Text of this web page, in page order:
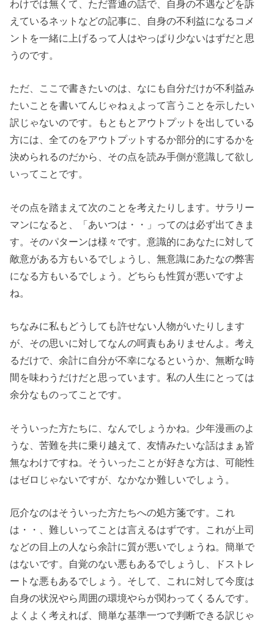
わけでは無くて、ただ普通の話で、自身の不遇などを訴
えているネットなどの記事に、自身の不利益になるコメ
ントを一緒に上げるって人はやっぱり少ないはずだと思
うのです。
ただ、ここで書きたいのは、なにも自分だけが不利益み
たいことを書いてんじゃねぇよって言うことを示したい
訳じゃないのです。もともとアウトプットを出している
方には、全てのをアウトプットするか部分的にするかを
決められるのだから、その点を読み手側が意識して欲し
いってことです。
その点を踏まえて次のことを考えたりします。サラリー
マンになると、「あいつは・・」ってのは必ず出てきま
す。そのパターンは様々です。意識的にあなたに対して
敵意がある方もいるでしょうし、無意識にあたなの弊害
になる方もいるでしょう。どちらも性質が悪いですよ
ね。
ちなみに私もどうしても許せない人物がいたりします
が、その思いに対してなんの呵責もありませんよ。考え
るだけで、余計に自分が不幸になるというか、無断な時
間を味わうだけだと思っています。私の人生にとっては
余分なものってことです。
そういった方たちに、なんでしょうかね。少年漫画のよ
うな、苦難を共に乗り越えて、友情みたいな話はまぁ皆
無なわけですね。そういったことが好きな方は、可能性
はゼロじゃないですが、なかなか難しいでしょう。
厄介なのはそういった方たちへの処方箋です。これ
は・・、難しいってことは言えるはずです。これが上司
などの目上の人なら余計に質が悪いでしょうね。簡単で
はないです。自覚のない悪もあるでしょうし、ドストレ
ートな悪もあるでしょう。そして、これに対して今度は
自身の状況やら周囲の環境やらが関わってくるんです。
よくよく考えれば、簡単な基準一つで判断できる訳じゃ